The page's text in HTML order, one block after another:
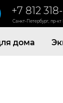
+7 812
Санкт-Петербург, пр-кт
дома